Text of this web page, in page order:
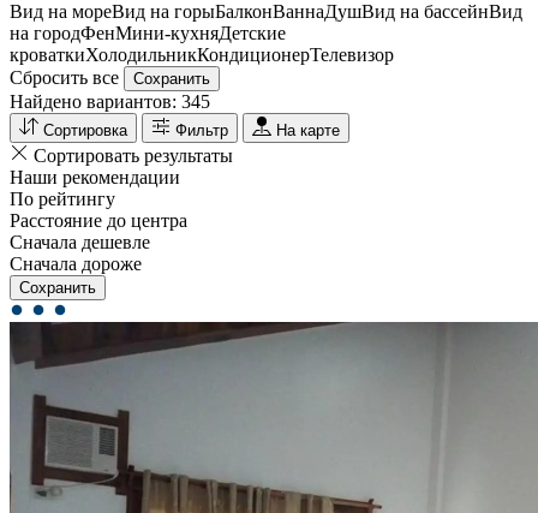
Вид на мореВид на горыБалконВаннаДушВид на бассейнВид
на городФенМини-кухняДетские
кроваткиХолодильникКондиционерТелевизор
Сбросить все
Сохранить
Найдено вариантов: 345
Сортировка Фильтр На карте
Сортировать результаты
Наши рекомендации
По рейтингу
Расстояние до центра
Сначала дешевле
Сначала дороже
Сохранить